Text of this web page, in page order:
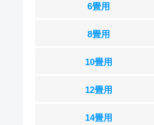
6畳用
8畳用
10畳用
12畳用
14畳用